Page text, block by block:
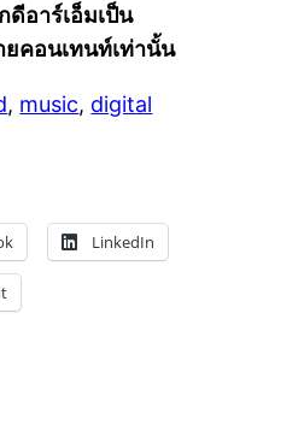
ดีอาร์เอ็มเป็น
คอนเทนท์เท่านั้น
, music, digital
LinkedIn